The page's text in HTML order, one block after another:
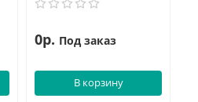
0р. Под заказ
В корзину